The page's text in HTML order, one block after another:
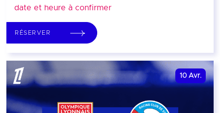
date et heure à confirmer
RÉSERVER
10 Avr.